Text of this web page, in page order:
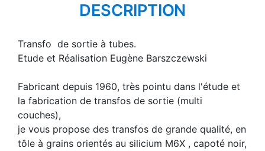
DESCRIPTION
Transfo de sortie à tubes.
Etude et Réalisation Eugène Barszczewski
Fabricant depuis 1960, très pointu dans l'étude et
la fabrication de transfos de sortie (multi
couches),
je vous propose des transfos de grande qualité, en
tôle à grains orientés au silicium M6X , capoté noir,